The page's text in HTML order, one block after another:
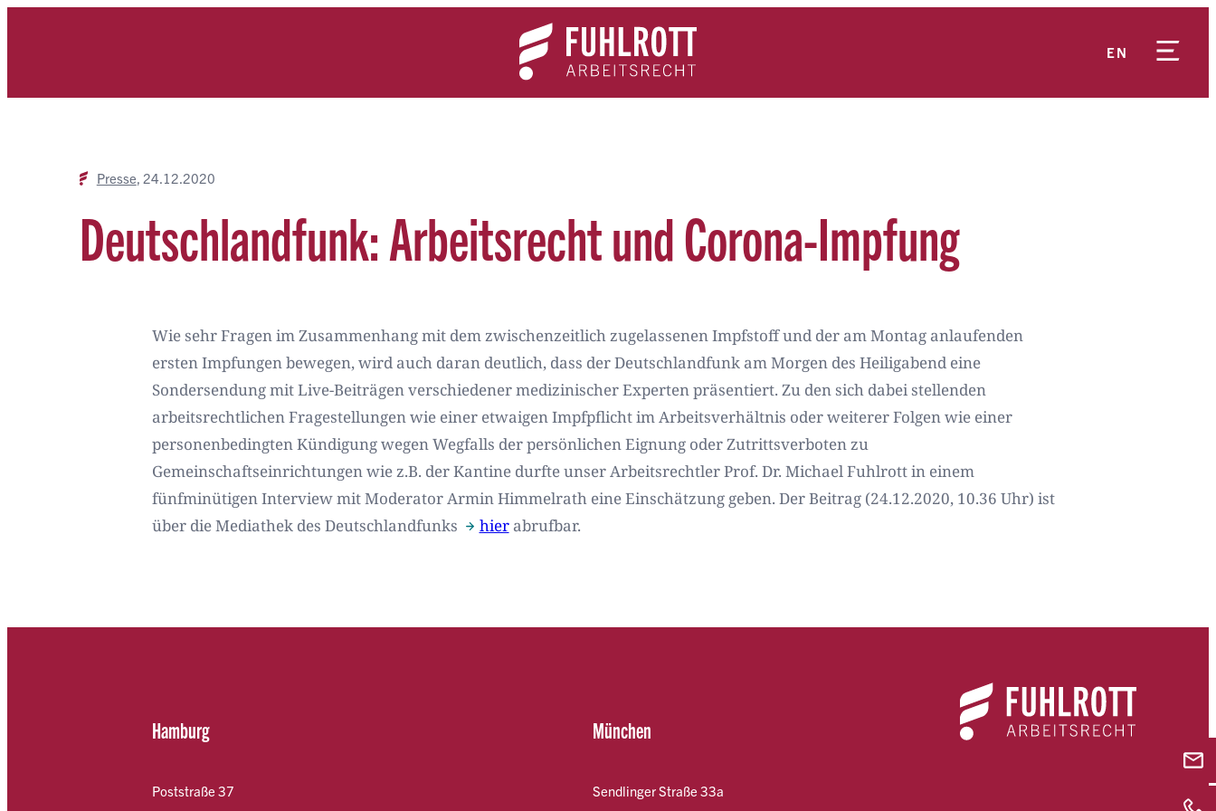
EN
Expertise News
Presse 24.12.2020
Deutschlandfunk: Arbeitsrecht und Corona-Impfung
Wie sehr Fragen im Zusammenhang mit dem zwischenzeitlich zugelassenen Impfstoff und der am Montag anlaufenden
ersten Impfungen bewegen, wird auch daran deutlich, dass der Deutschlandfunk am Morgen des Heiligabend eine
Sondersendung mit Live-Beiträgen verschiedener medizinischer Experten präsentiert. Zu den sich dabei stellenden
arbeitsrechtlichen Fragestellungen wie einer etwaigen Impfpflicht im Arbeitsverhältnis oder weiterer Folgen wie einer
personenbedingten Kündigung wegen Wegfalls der persönlichen Eignung oder Zutrittsverboten zu
Gemeinschaftseinrichtungen wie z.B. der Kantine durfte unser Arbeitsrechtler Prof. Dr. Michael Fuhlrott in einem
fünfminütigen Interview mit Moderator Armin Himmelrath eine Einschätzung geben. Der Beitrag (24.12.2020, 10.36 Uhr) ist
über die Mediathek des Deutschlandfunks
hierabrufbar.
Hamburg
Poststraße 37
München
Sendlinger Straße 33a